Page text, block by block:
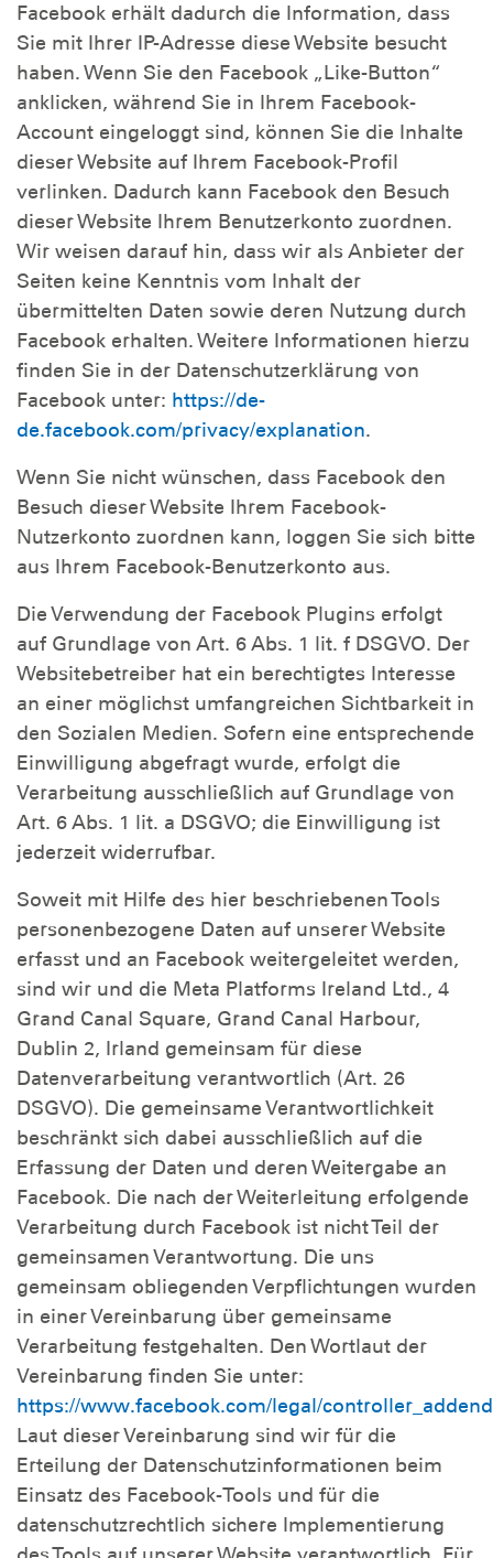
Facebook erhält dadurch die Information, dass
Sie mit Ihrer IP-Adresse diese Website besucht
haben. Wenn Sie den Facebook „Like-Button“
anklicken, während Sie in Ihrem Facebook-
Account eingeloggt sind, können Sie die Inhalte
dieser Website auf Ihrem Facebook-Profil
verlinken. Dadurch kann Facebook den Besuch
dieser Website Ihrem Benutzerkonto zuordnen.
Wir weisen darauf hin, dass wir als Anbieter der
Seiten keine Kenntnis vom Inhalt der
übermittelten Daten sowie deren Nutzung durch
Facebook erhalten. Weitere Informationen hierzu
finden Sie in der Datenschutzerklärung von
Facebook unter: https://de-
de.facebook.com/privacy/explanation.
Wenn Sie nicht wünschen, dass Facebook den
Besuch dieser Website Ihrem Facebook-
Nutzerkonto zuordnen kann, loggen Sie sich bitte
aus Ihrem Facebook-Benutzerkonto aus.
Die Verwendung der Facebook Plugins erfolgt
auf Grundlage von Art. 6 Abs. 1 lit. f DSGVO. Der
Websitebetreiber hat ein berechtigtes Interesse
an einer möglichst umfangreichen Sichtbarkeit in
den Sozialen Medien. Sofern eine entsprechende
Einwilligung abgefragt wurde, erfolgt die
Verarbeitung ausschließlich auf Grundlage von
Art. 6 Abs. 1 lit. a DSGVO; die Einwilligung ist
jederzeit widerrufbar.
Soweit mit Hilfe des hier beschriebenen Tools
personenbezogene Daten auf unserer Website
erfasst und an Facebook weitergeleitet werden,
sind wir und die Meta Platforms Ireland Ltd., 4
Grand Canal Square, Grand Canal Harbour,
Dublin 2, Irland gemeinsam für diese
Datenverarbeitung verantwortlich (Art. 26
DSGVO). Die gemeinsame Verantwortlichkeit
beschränkt sich dabei ausschließlich auf die
Erfassung der Daten und deren Weitergabe an
Facebook. Die nach der Weiterleitung erfolgende
Verarbeitung durch Facebook ist nicht Teil der
gemeinsamen Verantwortung. Die uns
gemeinsam obliegenden Verpflichtungen wurden
in einer Vereinbarung über gemeinsame
Verarbeitung festgehalten. Den Wortlaut der
Vereinbarung finden Sie unter:
https://www.facebook.com/legal/
Laut dieser Vereinbarung sind wir für die
Erteilung der Datenschutzinformationen beim
Einsatz des Facebook-Tools und für die
datenschutzrechtlich sichere Implementierung